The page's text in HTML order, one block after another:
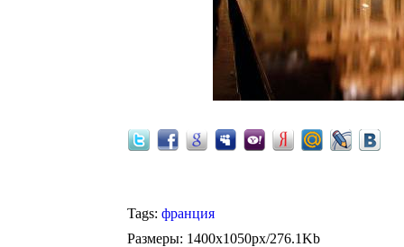
Tags: франция
Размеры: 1400x1050px/276.1Kb